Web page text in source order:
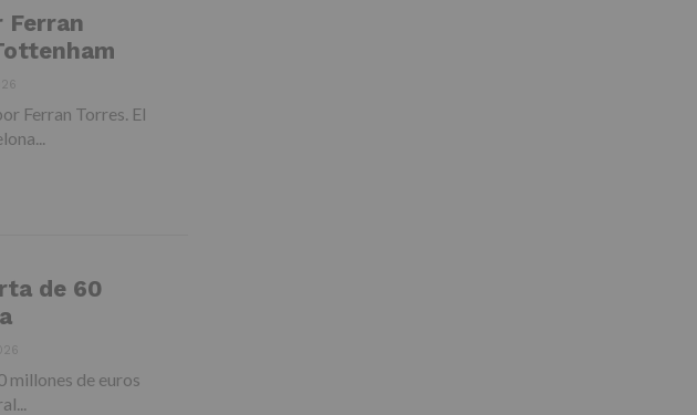
Ferran
Ferran Torres. El
de 60
millones de euros